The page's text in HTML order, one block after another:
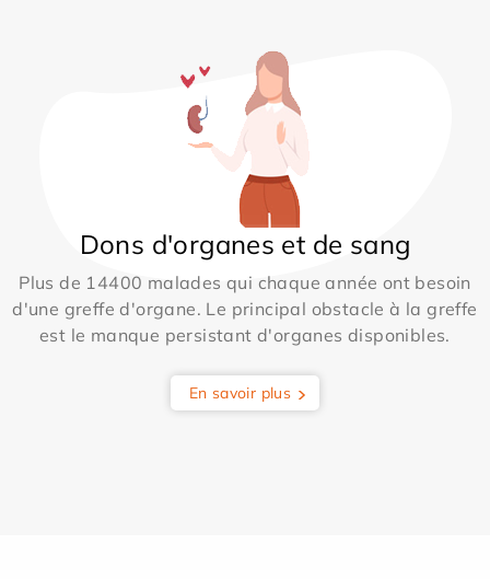
Dons d'organes et de sang
Plus de 14400 malades qui chaque année ont besoin
d'une greffe d'organe. Le principal obstacle à la greffe
est le manque persistant d'organes disponibles.
En savoir plus